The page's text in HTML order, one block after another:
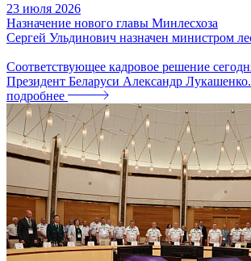
23 июля 2026
Назначение нового главы Минлесхоза
Сергей Ульдинович назначен министром
Соответствующее кадровое решение
Президент Беларуси Александр Лукашенко.
подробнее